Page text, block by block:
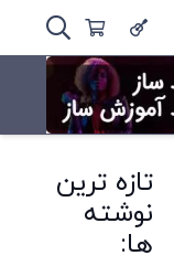
تازه ترین
نوشته
ها: